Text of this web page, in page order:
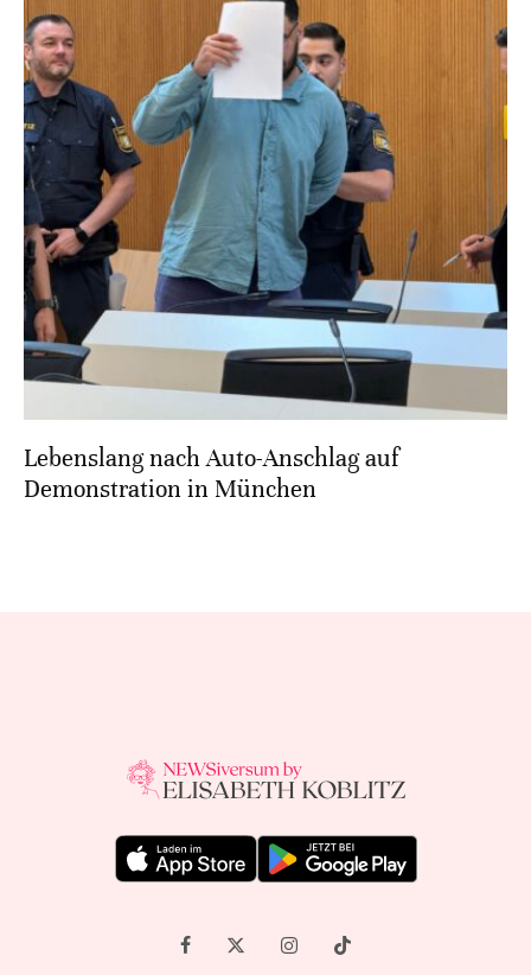
Lebenslang nach Auto-Anschlag auf
Demonstration in München